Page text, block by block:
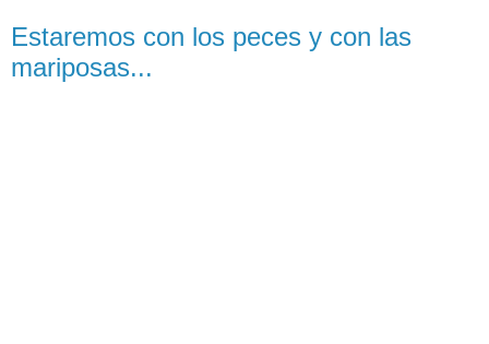
Estaremos con los peces y con las
mariposas...